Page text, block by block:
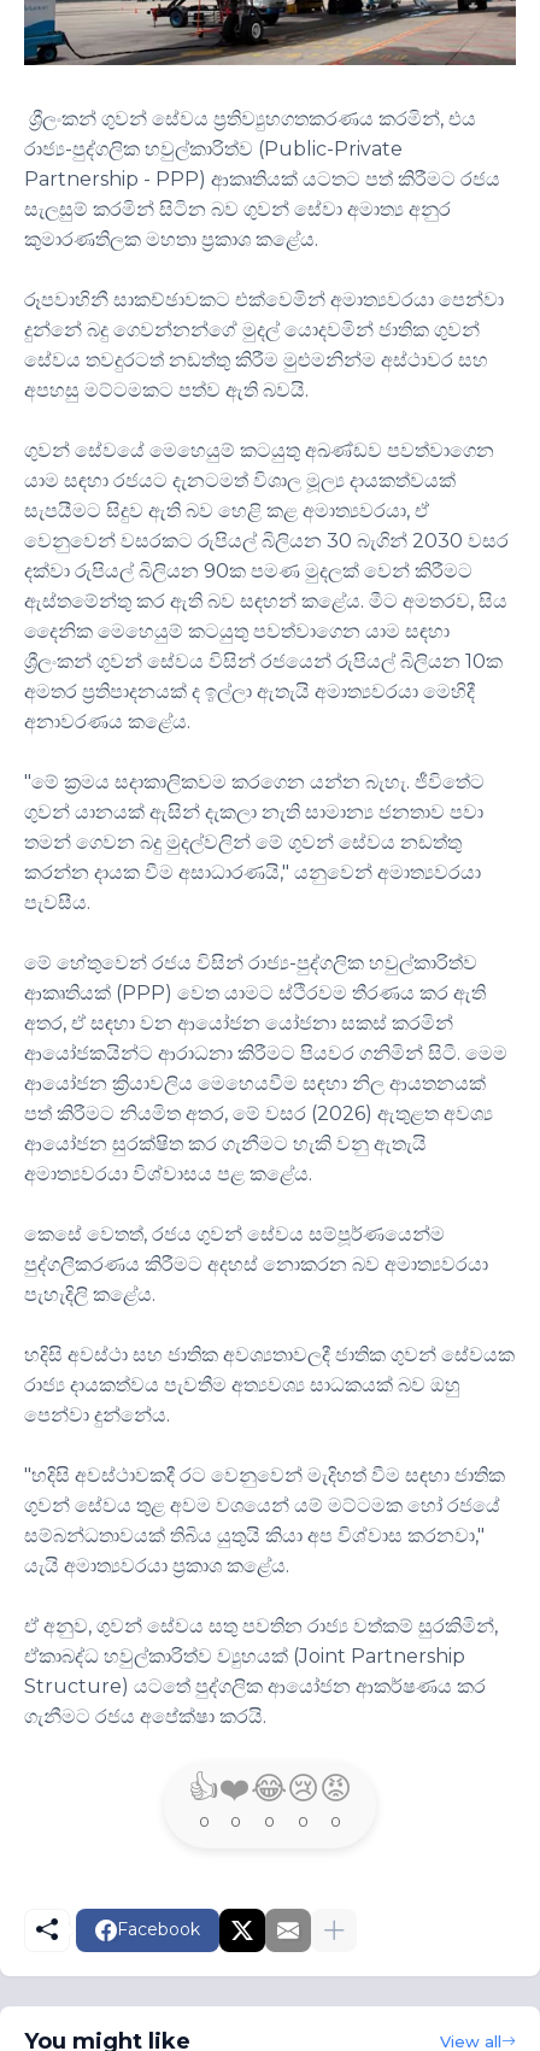
ශ්‍රීලංකන් ගුවන් සේවය ප්‍රතිව්‍යුහගතකරණය කරමින්, එය
රාජ්‍ය-පුද්ගලික හවුල්කාරිත්ව (Public-Private
Partnership - PPP) ආකෘතියක් යටතට පත් කිරීමට රජය
සැලසුම් කරමින් සිටින බව ගුවන් සේවා අමාත්‍ය අනුර
කුමාරණතිලක මහතා ප්‍රකාශ කළේය.
රූපවාහිනී සාකච්ඡාවකට එක්වෙමින් අමාත්‍යවරයා පෙන්වා
දුන්නේ බදු ගෙවන්නන්ගේ මුදල් යොදවමින් ජාතික ගුවන්
සේවය තවදුරටත් නඩත්තු කිරීම මුළුමනින්ම අස්ථාවර සහ
අපහසු මට්ටමකට පත්ව ඇති බවයි.
ගුවන් සේවයේ මෙහෙයුම් කටයුතු අඛණ්ඩව පවත්වාගෙන
යාම සඳහා රජයට දැනටමත් විශාල මූල්‍ය දායකත්වයක්
සැපයීමට සිදුව ඇති බව හෙළි කළ අමාත්‍යවරයා, ඒ
වෙනුවෙන් වසරකට රුපියල් බිලියන 30 බැගින් 2030 වසර
දක්වා රුපියල් බිලියන 90ක පමණ මුදලක් වෙන් කිරීමට
ඇස්තමේන්තු කර ඇති බව සඳහන් කළේය. මීට අමතරව, සිය
දෛනික මෙහෙයුම් කටයුතු පවත්වාගෙන යාම සඳහා
ශ්‍රීලංකන් ගුවන් සේවය විසින් රජයෙන් රුපියල් බිලියන 10ක
අමතර ප්‍රතිපාදනයක් ද ඉල්ලා ඇතැයි අමාත්‍යවරයා මෙහිදී
අනාවරණය කළේය.
"මේ ක්‍රමය සදාකාලිකවම කරගෙන යන්න බැහැ. ජීවිතේට
ගුවන් යානයක් ඇසින් දැකලා නැති සාමාන්‍ය ජනතාව පවා
තමන් ගෙවන බදු මුදල්වලින් මේ ගුවන් සේවය නඩත්තු
කරන්න දායක වීම අසාධාරණයි," යනුවෙන් අමාත්‍යවරයා
පැවසීය.
මේ හේතුවෙන් රජය විසින් රාජ්‍ය-පුද්ගලික හවුල්කාරිත්ව
ආකෘතියක් (PPP) වෙත යාමට ස්ථිරවම තීරණය කර ඇති
අතර, ඒ සඳහා වන ආයෝජන යෝජනා සකස් කරමින්
ආයෝජකයින්ට ආරාධනා කිරීමට පියවර ගනිමින් සිටී. මෙම
ආයෝජන ක්‍රියාවලිය මෙහෙයවීම සඳහා නිල ආයතනයක්
පත් කිරීමට නියමිත අතර, මේ වසර (2026) ඇතුළත අවශ්‍ය
ආයෝජන සුරක්ෂිත කර ගැනීමට හැකි වනු ඇතැයි
අමාත්‍යවරයා විශ්වාසය පළ කළේය.
කෙසේ වෙතත්, රජය ගුවන් සේවය සම්පූර්ණයෙන්ම
පුද්ගලීකරණය කිරීමට අදහස් නොකරන බව අමාත්‍යවරයා
පැහැදිලි කළේය.
හදිසි අවස්ථා සහ ජාතික අවශ්‍යතාවලදී ජාතික ගුවන් සේවයක
රාජ්‍ය දායකත්වය පැවතීම අත්‍යවශ්‍ය සාධකයක් බව ඔහු
පෙන්වා දුන්නේය.
"හදිසි අවස්ථාවකදී රට වෙනුවෙන් මැදිහත් වීම සඳහා ජාතික
ගුවන් සේවය තුළ අවම වශයෙන් යම් මට්ටමක හෝ රජයේ
සම්බන්ධතාවයක් තිබිය යුතුයි කියා අප විශ්වාස කරනවා,"
යැයි අමාත්‍යවරයා ප්‍රකාශ කළේය.
ඒ අනුව, ගුවන් සේවය සතු පවතින රාජ්‍ය වත්කම් සුරකිමින්,
ඒකාබද්ධ හවුල්කාරිත්ව ව්‍යුහයක් (Joint Partnership
Structure) යටතේ පුද්ගලික ආයෝජන ආකර්ෂණය කර
ගැනීමට රජය අපේක්ෂා කරයි.
👍
0
❤️
0
😂
0
😢
0
😡
0
Facebook
You might like View all